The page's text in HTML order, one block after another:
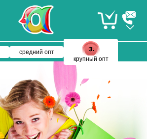
средний опт
крупный опт